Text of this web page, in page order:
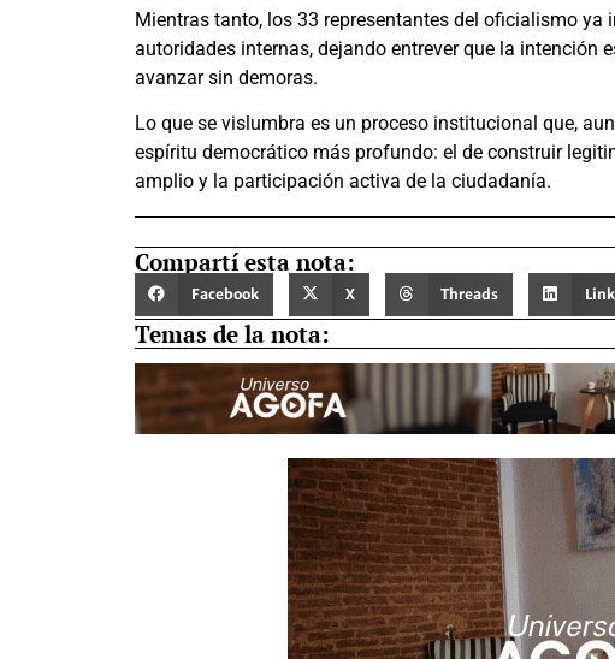
Mientras tanto, los 33 representantes del oficialismo
autoridades internas, dejando entrever que la intención
avanzar sin demoras.
Lo que se vislumbra es un proceso institucional que,
espíritu democrático más profundo: el de construir
amplio y la participación activa de la ciudadanía.
Compartí esta nota:
Facebook X Threads
Temas de la nota: